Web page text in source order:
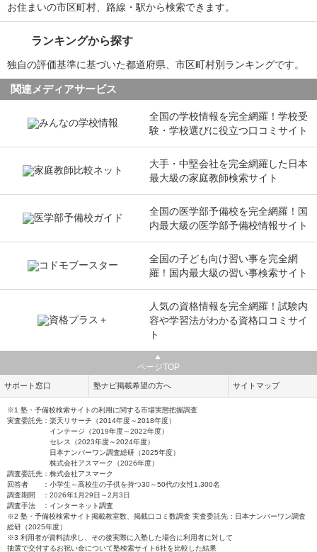
お住まいの市区町村、路線・駅から検索できます。
ランキングから探す
独自の評価基準に基づいた都道府県、市区町村別ランキングです。
関連メディアサービス
全国の学校情報を完全網羅！学校受
験・学校選びに役立つ口コミサイト
大手・中堅会社を完全網羅した日本
最大級の家庭教師検索サイト
全国の医学部予備校を完全網羅！国
内最大級の医学部予備校情報サイト
全国の子ども向け習い事を完全網
羅！国内最大級の習い事検索サイト
人気の資格情報を完全網羅！試験内
容や学習法がわかる資格口コミサイ
ト
ページTOP
サポート窓口 塾ナビ掲載希望の方へ サイトマップ
※1 塾・予備校検索サイトの利用に関する市場実態把握調査
実査委託先：楽天リサーチ（2014年度～2018年度）
インテージ（2019年度～2022年度）
セレス（2023年度～2024年度）
日本ナンバーワン調査総研（2025年度）
株式会社アスマーク（2026年度）
調査委託先：株式会社アスマーク
回答者 ：小学生～高校生の子供を持つ30～50代の女性1,300名
調査期間 ：2026年1月29日～2月3日
調査手法 ：インターネット調査
※2 塾・予備校検索サイト掲載教室数、掲載口コミ数調査 実査委託先：日本ナンバーワン調査
総研（2025年度）
※3 利用者が資料請求し、その後実際に入塾した場合に利用者に対して
抽選で交付するお祝い金について塾検索サイト6社を比較した結果